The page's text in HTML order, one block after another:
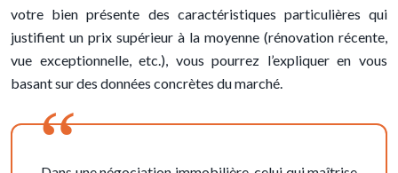
votre bien présente des caractéristiques particulières qui
justifient un prix supérieur à la moyenne (rénovation récente,
vue exceptionnelle, etc.), vous pourrez l’expliquer en vous
basant sur des données concrètes du marché.